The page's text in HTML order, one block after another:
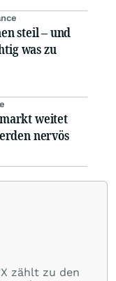
steil – und
was zu
weitet
nervös
zählt zu den